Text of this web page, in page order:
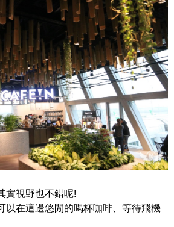
實視野也不錯呢!
以在這邊悠閒的喝杯咖啡、等待飛機